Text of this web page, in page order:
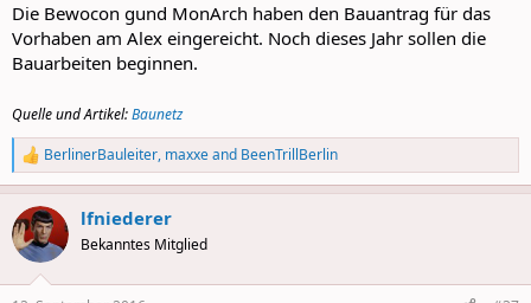
Die Bewocon gund MonArch haben den Bauantrag für das
Vorhaben am Alex eingereicht. Noch dieses Jahr sollen die
Bauarbeiten beginnen.
Quelle und Artikel:Baunetz
R
e
a
c
t
i
BerlinerBauleiter, maxxeand BeenTrillBerlin
lfniederer
Bekanntes Mitglied